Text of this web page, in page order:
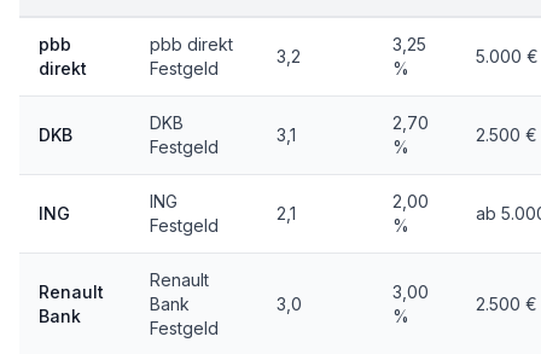
pbb
direkt
pbb direkt
Festgeld
3,2
3,25
%
5.000 €
DKB
DKB
Festgeld
3,1
2,70
%
2.500 €
ING
ING
Festgeld
2,1
2,00
%
ab
Renault
Bank
Renault
Bank
Festgeld
3,0
3,00
%
2.500 €